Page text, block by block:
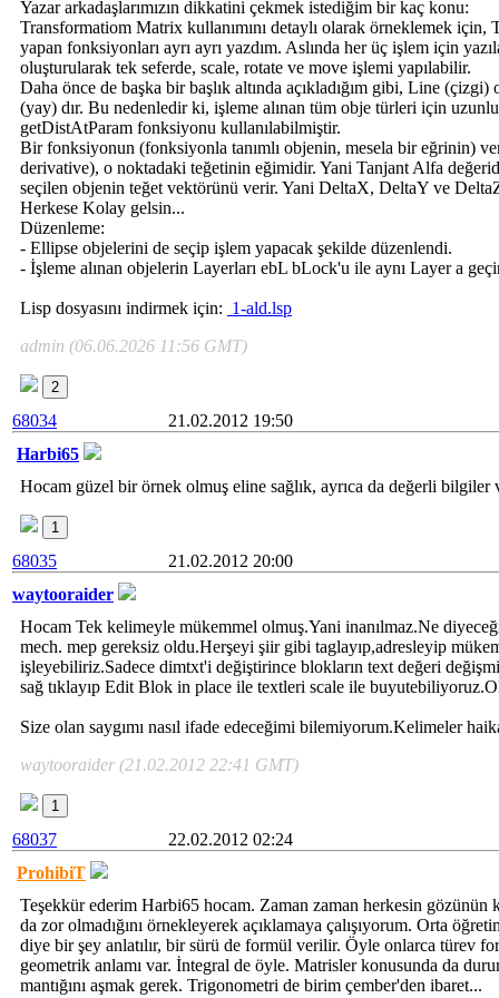
Yazar arkadaşlarımızın dikkatini çekmek istediğim bir kaç konu:
Transformatiom Matrix kullanımını detaylı olarak örneklemek için,
yapan fonksiyonları ayrı ayrı yazdım. Aslında her üç işlem için
oluşturularak tek seferde, scale, rotate ve move işlemi yapılabilir.
Daha önce de başka bir başlık altında açıkladığım gibi, Line
(yay) dır. Bu nedenledir ki, işleme alınan tüm obje türleri için
getDistAtParam fonksiyonu kullanılabilmiştir.
Bir fonksiyonun (fonksiyonla tanımlı objenin, mesela bir eğrinin)
derivative), o noktadaki teğetinin eğimidir. Yani Tanjant Alfa
seçilen objenin teğet vektörünü verir. Yani DeltaX, DeltaY ve
Herkese Kolay gelsin...
Düzenleme:
- Ellipse objelerini de seçip işlem yapacak şekilde düzenlendi.
- İşleme alınan objelerin Layerları ebL bLock'u ile aynı Layer a
Lisp dosyasını indirmek için: 1-ald.lsp
admin (06.06.2026 11:56 GMT)
2
68034
21.02.2012 19:50
Harbi65
Hocam güzel bir örnek olmuş eline sağlık, ayrıca da değerli
1
68035
21.02.2012 20:00
waytooraider
Hocam Tek kelimeyle mükemmel olmuş.Yani inanılmaz.Ne
mech. mep gereksiz oldu.Herşeyi şiir gibi taglayıp,adresleyip
işleyebiliriz.Sadece dimtxt'i değiştirince blokların text değeri
sağ tıklayıp Edit Blok in place ile textleri scale ile
Size olan saygımı nasıl ifade edeceğimi bilemiyorum.Kelimeler
waytooraider (21.02.2012 22:41 GMT)
1
68037
22.02.2012 02:24
ProhibiT
Teşekkür ederim Harbi65 hocam. Zaman zaman herkesin gözünün
da zor olmadığını örnekleyerek açıklamaya çalışıyorum. Orta
diye bir şey anlatılır, bir sürü de formül verilir. Öyle onlarca türev
geometrik anlamı var. İntegral de öyle. Matrisler konusunda da
mantığını aşmak gerek. Trigonometri de birim çember'den ibaret...